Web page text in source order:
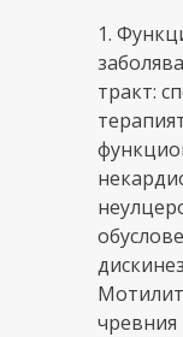
1.
тракт:
чревния